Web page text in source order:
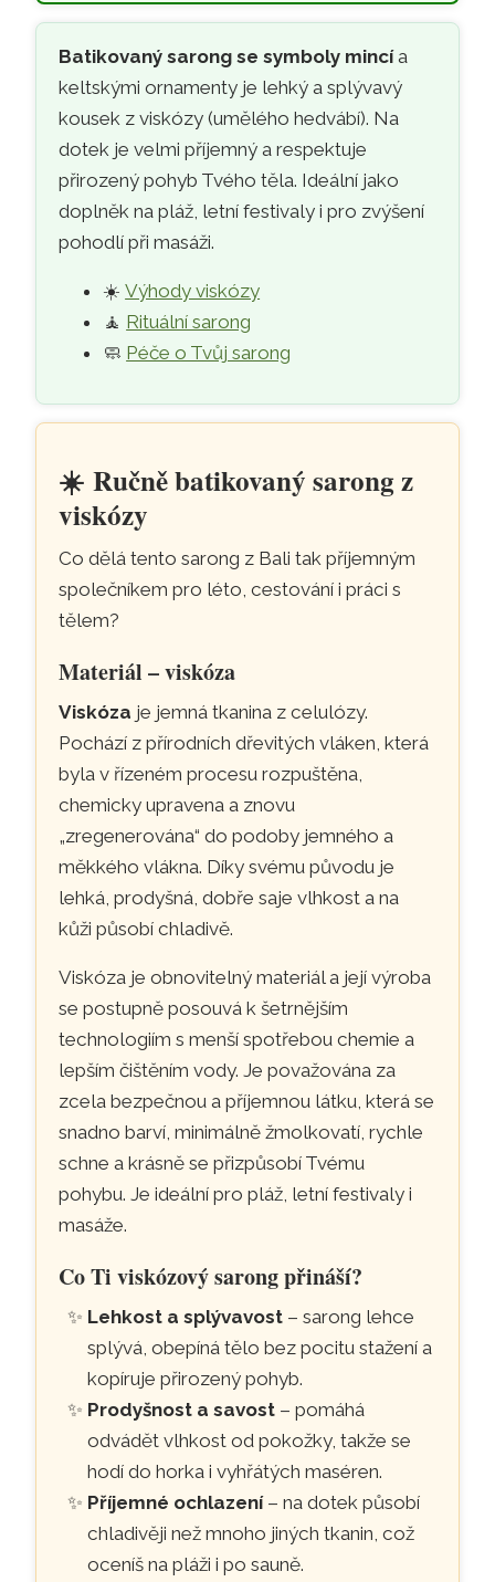
☀️Batikovaný sarong se
Batikovaný sarong se symboly mincía
keltskými ornamenty je lehký a splývavý
kousek z viskózy (umělého hedvábí). Na
dotek je velmi příjemný a respektuje
přirozený pohyb Tvého těla. Ideální jako
doplněk na pláž, letní festivaly i pro zvýšení
pohodlí při masáži.
☀️Výhody viskózy
🧘 Rituální sarong
🧼 Péče o Tvůj sarong
☀️Ručně batikovaný sarong z
viskózy
Co dělá tento sarong z Bali tak příjemným
společníkem pro léto, cestování i práci s
tělem?
Materiál – viskóza
Viskóza je jemná tkanina z celulózy.
Pochází z přírodních dřevitých vláken, která
byla v řízeném procesu rozpuštěna,
chemicky upravena a znovu
„zregenerována“ do podoby jemného a
měkkého vlákna. Díky svému původu je
lehká, prodyšná, dobře saje vlhkost a na
kůži působí chladivě.
Viskóza je obnovitelný materiál a její výroba
se postupně posouvá k šetrnějším
technologiím s menší spotřebou chemie a
lepším čištěním vody. Je považována za
zcela bezpečnou a příjemnou látku, která se
snadno barví, minimálně žmolkovatí, rychle
schne a krásně se přizpůsobí Tvému
pohybu. Je ideální pro pláž, letní festivaly i
masáže.
Co Ti viskózový sarong přináší?
Lehkost a splývavost– sarong lehce
splývá, obepíná tělo bez pocitu stažení a
kopíruje přirozený pohyb.
Prodyšnost a savost– pomáhá
odvádět vlhkost od pokožky, takže se
hodí do horka i vyhřátých maséren.
Příjemné ochlazení– na dotek působí
chladivěji než mnoho jiných tkanin, což
oceníš na pláži i po sauně.